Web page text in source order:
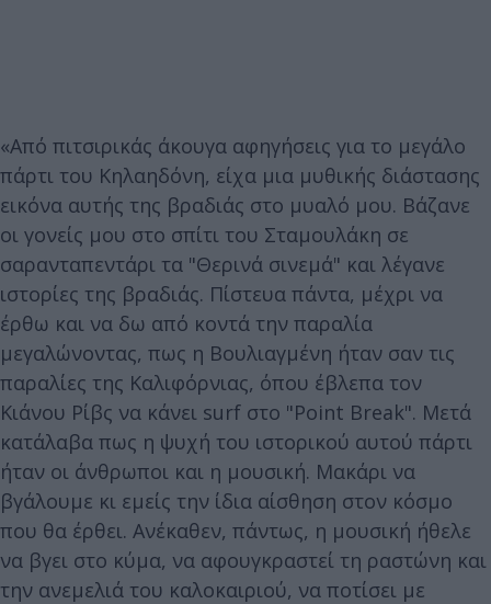
«Από πιτσιρικάς άκουγα αφηγήσεις για το μεγάλο
πάρτι του Κηλαηδόνη, είχα μια μυθικής διάστασης
εικόνα αυτής της βραδιάς στο μυαλό μου. Βάζανε
οι γονείς μου στο σπίτι του Σταμουλάκη σε
σαρανταπεντάρι τα "Θερινά σινεμά" και λέγανε
ιστορίες της βραδιάς. Πίστευα πάντα, μέχρι να
έρθω και να δω από κοντά την παραλία
μεγαλώνοντας, πως η Βουλιαγμένη ήταν σαν τις
παραλίες της Καλιφόρνιας, όπου έβλεπα τον
Κιάνου Ρίβς να κάνει surf στο "Point Break". Μετά
κατάλαβα πως η ψυχή του ιστορικού αυτού πάρτι
ήταν οι άνθρωποι και η μουσική. Μακάρι να
βγάλουμε κι εμείς την ίδια αίσθηση στον κόσμο
που θα έρθει. Ανέκαθεν, πάντως, η μουσική ήθελε
να βγει στο κύμα, να αφουγκραστεί τη ραστώνη και
την ανεμελιά του καλοκαιριού, να ποτίσει με